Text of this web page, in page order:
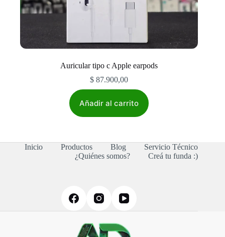
Auricular tipo c Apple earpods
$ 87.900,00
Añadir al carrito
Inicio Productos Blog
Servicio Técnico
¿Quiénes somos?
Creá tu funda :)